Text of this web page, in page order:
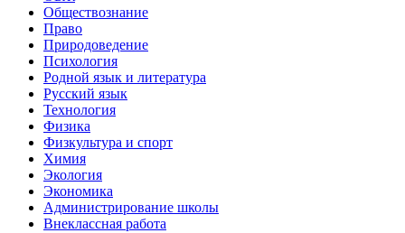
Обществознание
Право
Природоведение
Психология
Родной язык и литература
Русский язык
Технология
Физика
Физкультура и спорт
Химия
Экология
Экономика
Администрирование школы
Внеклассная работа